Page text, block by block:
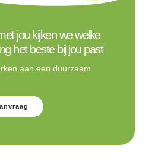
jou kijken we welke
het beste bij jou past
aan een duurzaam